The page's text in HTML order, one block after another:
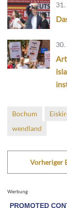
31.
30.
Bochum
wendland
Vorheriger
Werbung